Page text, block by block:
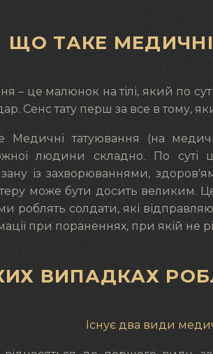
ЩО ТАКЕ
– це малюнок на тілі, який по
Сенс тату перш за все в тому,
Медичні татуювання (на
людини складно. По суті
із захворюваннями,
може бути досить великим.
солдати, які
при пораненнях, при якій не
ВИПАДКАХ
Існує два види